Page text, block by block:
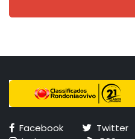
Facebook Twitter